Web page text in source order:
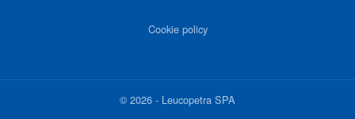
Cookie policy
©2026 - Leucopetra SPA